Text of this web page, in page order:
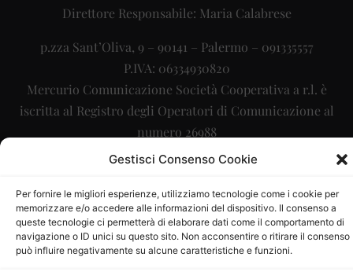
Gestisci Consenso Cookie
Per fornire le migliori esperienze, utilizziamo tecnologie come i cookie per
memorizzare e/o accedere alle informazioni del dispositivo. Il consenso a
queste tecnologie ci permetterà di elaborare dati come il comportamento di
navigazione o ID unici su questo sito. Non acconsentire o ritirare il consenso
può influire negativamente su alcune caratteristiche e funzioni.
Direttore Responsabile: Maria Calabrese
p.zza Sant’Oliva, 9 – 90141 – Palermo – 091335557
P.IVA: 06334930820
Mercurio Comunicazione Società Cooperativa a r.l. è
iscritta al Registro degli Operatori di Comunicazione al
numero 26988
Sito gestito daLa Digitale srl– info@ladigitale.it